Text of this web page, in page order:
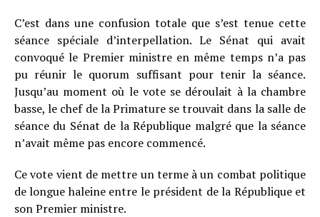
C’est dans une confusion totale que s’est tenue cette
séance spéciale d’interpellation. Le Sénat qui avait
convoqué le Premier ministre en même temps n’a pas
pu réunir le quorum suffisant pour tenir la séance.
Jusqu’au moment où le vote se déroulait à la chambre
basse, le chef de la Primature se trouvait dans la salle de
séance du Sénat de la République malgré que la séance
n’avait même pas encore commencé.
Ce vote vient de mettre un terme à un combat politique
de longue haleine entre le président de la République et
son Premier ministre.